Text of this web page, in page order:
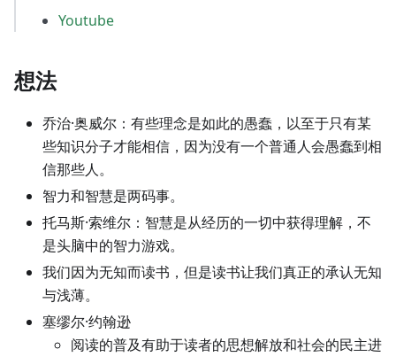
Youtube
想法
乔治·奥威尔：有些理念是如此的愚蠢，以至于只有某
些知识分子才能相信，因为没有一个普通人会愚蠢到相
信那些人。
智力和智慧是两码事。
托马斯·索维尔：智慧是从经历的一切中获得理解，不
是头脑中的智力游戏。
我们因为无知而读书，但是读书让我们真正的承认无知
与浅薄。
塞缪尔·约翰逊
阅读的普及有助于读者的思想解放和社会的民主进